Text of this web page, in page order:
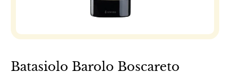
Batasiolo Barolo Boscareto